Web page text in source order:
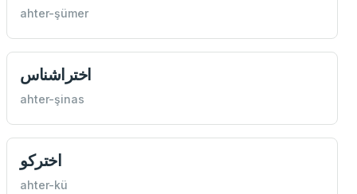
ahter-şümer
اختراشناس
ahter-şinas
اختركو
ahter-kü